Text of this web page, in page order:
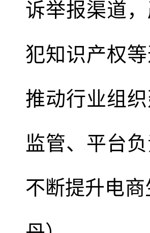
诉举报渠道
犯知识产权
推动行业组
监管、平台
不断提升电